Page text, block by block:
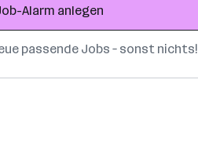
Alarm anlegen
passende Jobs – sonst nichts!